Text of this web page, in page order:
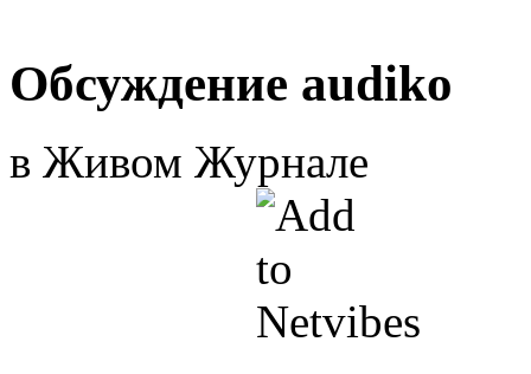
Обсуждение audiko
в Живом Журнале